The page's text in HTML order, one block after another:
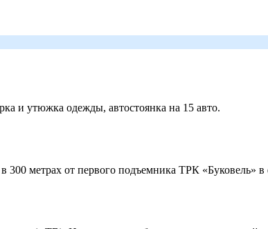
и утюжка одежды, автостоянка на 15 авто.
300 метрах от первого подъемника ТРК «Буковель»